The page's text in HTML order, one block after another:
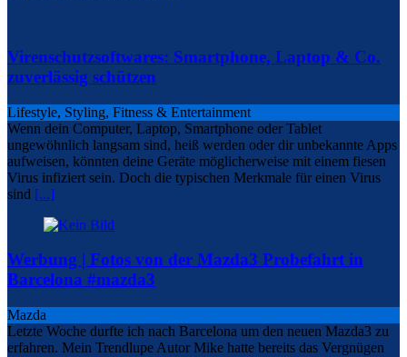
Virenschutzsoftwares: Smartphone, Laptop & Co.
zuverlässig schützen
Lifestyle, Styling, Fitness & Entertainment
Wenn dein Computer, Laptop, Smartphone oder Tablet
ungewöhnlich langsam sind, heiß werden oder dir unbekannte Apps
aufweisen, könnten deine Geräte möglicherweise mit einem fiesen
Virus infiziert sein. Doch die typischen Merkmale für einen Virus
sind [...]
Werbung | Fotos von der Mazda3 Probefahrt in
Barcelona #mazda3
Mazda
Letzte Woche durfte ich nach Barcelona um den neuen Mazda3 zu
erfahren. Mein Trendlupe Autor Mike hatte bereits das Vergnügen